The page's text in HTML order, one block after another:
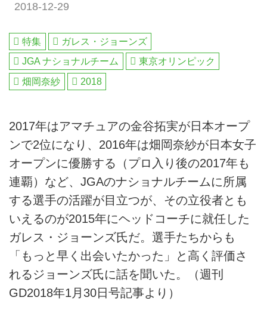
2018-12-29
特集
ガレス・ジョーンズ
JGA ナショナルチーム
東京オリンピック
畑岡奈紗
2018
2017年はアマチュアの金谷拓実が日本オープ
ンで2位になり、2016年は畑岡奈紗が日本女子
オープンに優勝する（プロ入り後の2017年も
連覇）など、JGAのナショナルチームに所属
する選手の活躍が目立つが、その立役者とも
いえるのが2015年にヘッドコーチに就任した
ガレス・ジョーンズ氏だ。選手たちからも
「もっと早く出会いたかった」と高く評価さ
れるジョーンズ氏に話を聞いた。（週刊
GD2018年1月30日号記事より）